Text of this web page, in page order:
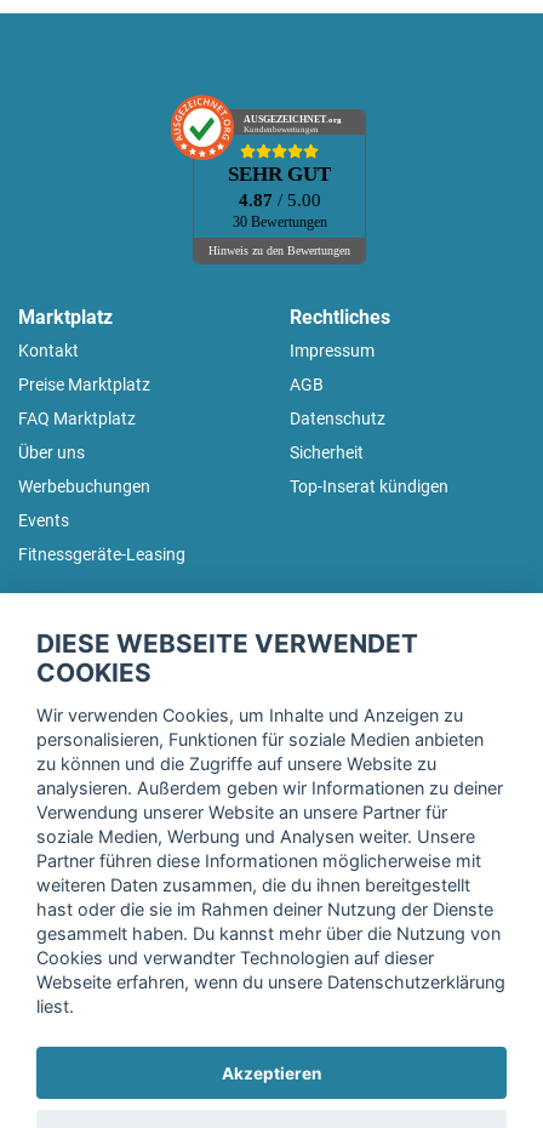
AUSGEZEICHNET.org
Kundenbewertungen
SEHR GUT
4.87 / 5.00
30 Bewertungen
Hinweis zu den Bewertungen
Marktplatz
Kontakt
Preise Marktplatz
FAQ Marktplatz
Über uns
Werbebuchungen
Events
Fitnessgeräte-Leasing
Rechtliches
Impressum
AGB
Datenschutz
Sicherheit
Top-Inserat kündigen
Trage dich hier für unseren Newsletter ein und erhalte regelmäßig
Ich stimme der Verarbeitung meiner Daten, wie in der
Einwilligungserklärungder fitnessmarkt.de services GmbH
beschrieben, zu und bestätige, dass ich das 16. Lebensjahr
vollendet habe. Ich kann diese Einwilligung jederzeit mit
Wirkung für die Zukunft widerrufen. Weitere Informationen
finden Sie in unsererDatenschutzerklärung.
DIESE WEBSEITE VERWENDET
COOKIES
Wir verwenden Cookies, um Inhalte und Anzeigen zu
personalisieren, Funktionen für soziale Medien anbieten
zu können und die Zugriffe auf unsere Website zu
analysieren. Außerdem geben wir Informationen zu deiner
Verwendung unserer Website an unsere Partner für
soziale Medien, Werbung und Analysen weiter. Unsere
Partner führen diese Informationen möglicherweise mit
weiteren Daten zusammen, die du ihnen bereitgestellt
hast oder die sie im Rahmen deiner Nutzung der Dienste
gesammelt haben. Du kannst mehr über die Nutzung von
Cookies und verwandter Technologien auf dieser
Webseite erfahren, wenn du unsere Datenschutzerklärung
liest.
Akzeptieren